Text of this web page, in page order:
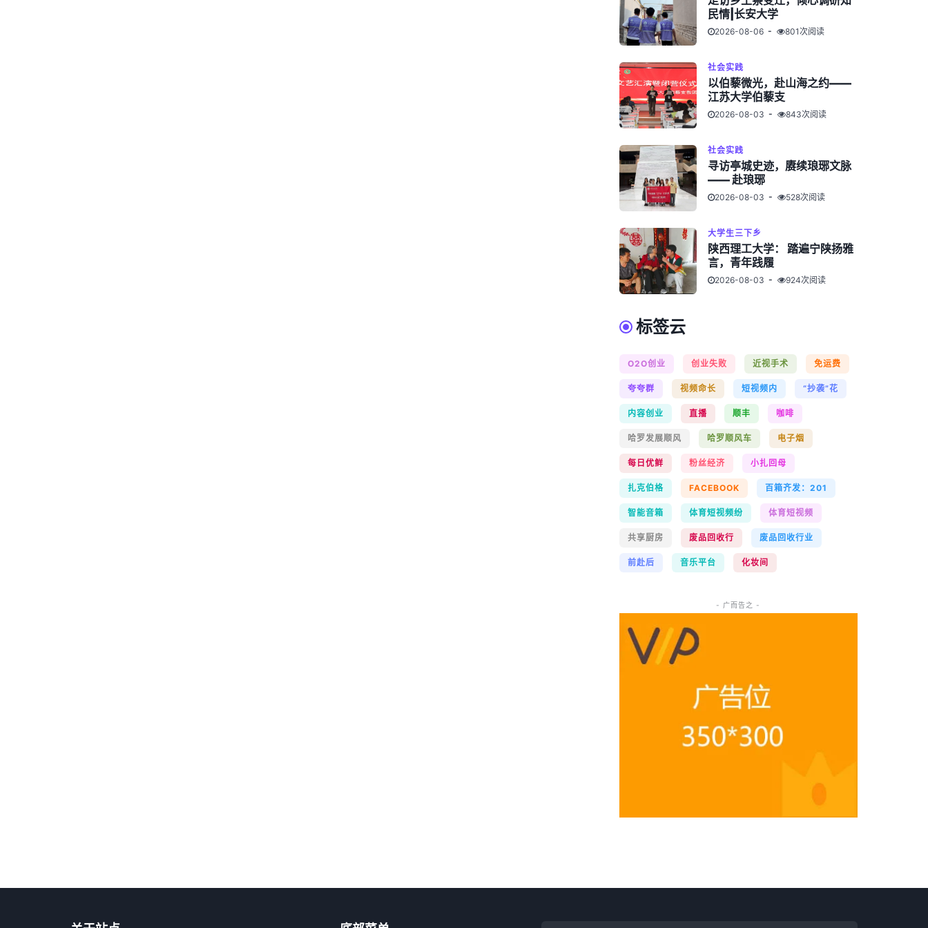
民情|长安大学
2026-08-06 801次阅读
社会实践
以伯藜微光，赴山海之约——
江苏大学伯藜支
2026-08-03 843次阅读
社会实践
寻访亭城史迹，赓续琅琊文脉
—— 赴琅琊
2026-08-03 528次阅读
大学生三下乡
陕西理工大学： 踏遍宁陕扬雅
言，青年践履
2026-08-03 924次阅读
标签云
O2O创业 创业失败 近视手术 免运费
夸夸群 视频命长 短视频内 “抄袭”花
内容创业 直播 顺丰 咖啡
哈罗发展顺风 哈罗顺风车 电子烟
每日优鲜 粉丝经济 小扎回母
扎克伯格 FACEBOOK 百箱齐发：201
智能音箱 体育短视频纷 体育短视频
共享厨房 废品回收行 废品回收行业
前赴后 音乐平台 化妆间
- 广而告之 -